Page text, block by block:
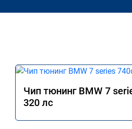
Чип тюнинг BMW 7
320 лс